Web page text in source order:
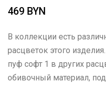
469 BYN
В коллекции есть
расцветок этого
пуф софт 1 в других
обивочный материал,